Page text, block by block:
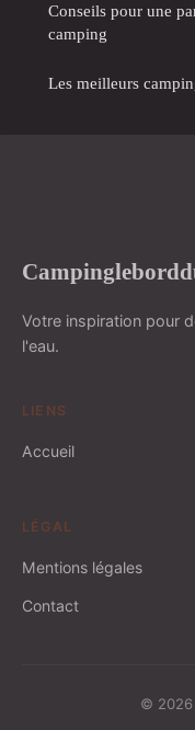
Conseils pour une
camping
Les meilleurs
Votre inspiration pour
l'eau.
LIENS
Accueil
LÉGAL
Mentions légales
Contact
© 2026